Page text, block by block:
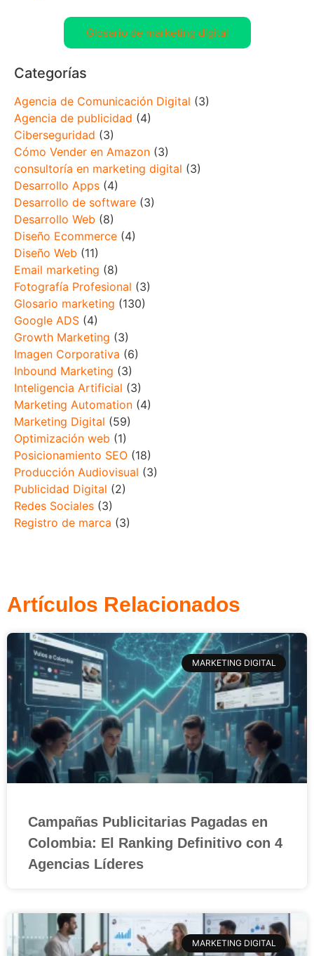
Glosario de marketing digital
Categorías
Agencia de Comunicación Digital (3)
Agencia de publicidad (4)
Ciberseguridad (3)
Cómo Vender en Amazon (3)
consultoría en marketing digital (3)
Desarrollo Apps (4)
Desarrollo de software (3)
Desarrollo Web (8)
Diseño Ecommerce (4)
Diseño Web (11)
Email marketing (8)
Fotografía Profesional (3)
Glosario marketing (130)
Google ADS (4)
Growth Marketing (3)
Imagen Corporativa (6)
Inbound Marketing (3)
Inteligencia Artificial (3)
Marketing Automation (4)
Marketing Digital (59)
Optimización web (1)
Posicionamiento SEO (18)
Producción Audiovisual (3)
Publicidad Digital (2)
Redes Sociales (3)
Registro de marca (3)
Artículos Relacionados
MARKETING DIGITAL
Campañas Publicitarias Pagadas en
Colombia: El Ranking Definitivo con 4
Agencias Líderes
MARKETING DIGITAL